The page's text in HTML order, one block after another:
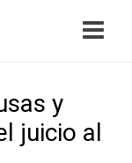
y
juicio al